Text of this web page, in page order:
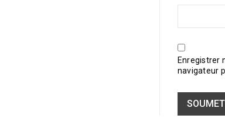
Enregistrer
navigateur